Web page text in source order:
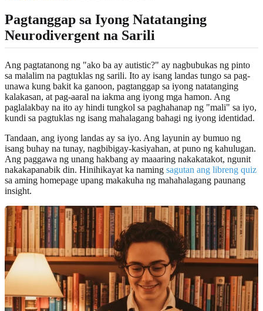
Pagtanggap sa Iyong Natatanging
Neurodivergent na Sarili
Ang pagtatanong ng "ako ba ay autistic?" ay nagbubukas ng pinto
sa malalim na pagtuklas ng sarili. Ito ay isang landas tungo sa pag-
unawa kung bakit ka ganoon, pagtanggap sa iyong natatanging
kalakasan, at pag-aaral na iakma ang iyong mga hamon. Ang
paglalakbay na ito ay hindi tungkol sa paghahanap ng "mali" sa iyo,
kundi sa pagtuklas ng isang mahalagang bahagi ng iyong identidad.
Tandaan, ang iyong landas ay sa iyo. Ang layunin ay bumuo ng
isang buhay na tunay, nagbibigay-kasiyahan, at puno ng kahulugan.
Ang paggawa ng unang hakbang ay maaaring nakakatakot, ngunit
nakakapanabik din. Hinihikayat ka naming sagutan ang libreng quiz
sa aming homepage upang makakuha ng mahahalagang paunang
insight.